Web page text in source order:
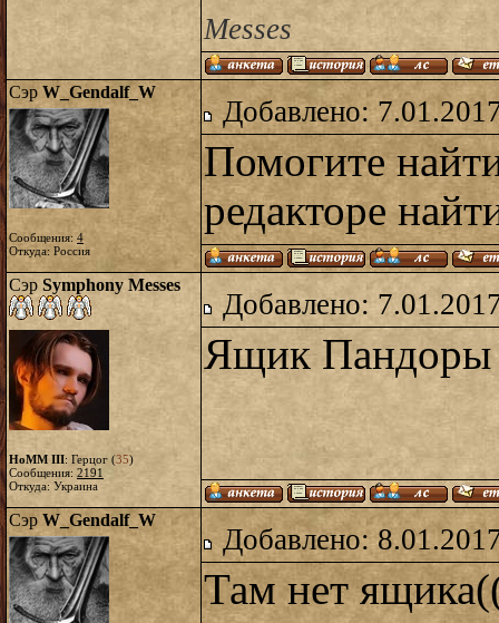
Messes
Сэр W_Gendalf_W
Сообщения: 4
Откуда: Россия
Добавлено:
Помогите
редакторе
Сэр Symphony Messes
HoMM III: Герцог (35)
Сообщения: 2191
Откуда: Украина
Добавлено:
Ящик Пандоры
Сэр W_Gendalf_W
Добавлено:
Там нет